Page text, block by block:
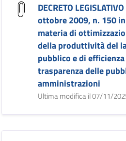
DECRETO
ottobre 2009, n. 150 in
materia di
della produttività del
pubblico e di efficienza
trasparenza delle
amministrazioni
Ultima modifica il 07/11/